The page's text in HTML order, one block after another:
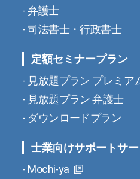
弁護士
司法書士・行政書士
定額セミナープラン
見放題プラン プレミア
見放題プラン 弁護士
ダウンロードプラン
士業向けサポートサ
Mochi-ya